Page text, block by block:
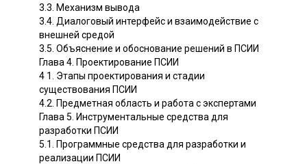
3.3. Механизм вывода
3.4. Диалоговый интерфейс и взаимодействие с
внешней средой
3.5. Объяснение и обоснование решений в ПСИИ
Глава 4. Проектирование ПСИИ
4 1. Этапы проектирования и стадии
существования ПСИИ
4.2. Предметная область и работа с экспертами
Глава 5. Инструментальные средства для
разработки ПСИИ
5.1. Программные средства для разработки и
реализации ПСИИ